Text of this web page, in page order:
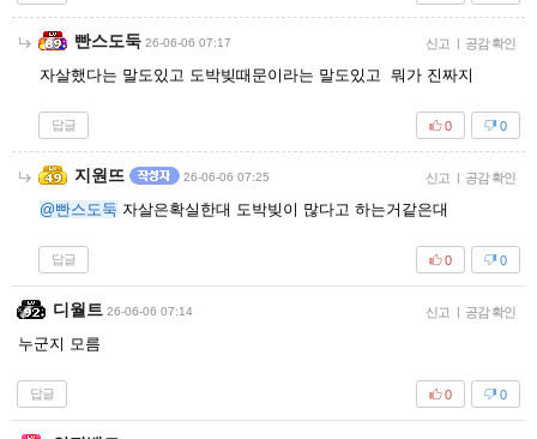
빤스도둑 26-06-06 07:17 신고 공감 확인
자살했다는 말도있고 도박빚때문이라는 말도있고 뭐가 진짜지
답글 0
0
지원뜨 26-06-06 07:25 신고 공감 확인
@빤스도둑 자살은확실한대 도박빚이 많다고 하는거같은대
답글 0
0
디월트 26-06-06 07:14 신고 공감 확인
누군지 모름
답글 0
0